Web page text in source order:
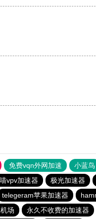
免费vqn外网加速 小蓝鸟
vpv加速器 极光加速器
telegeram苹果加速器
场 永久不收费的加速器